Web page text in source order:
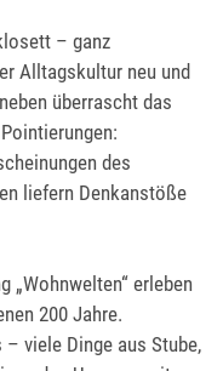
– ganz
Alltagskultur neu und
überrascht das
des
liefern Denkanstöße
„Wohnwelten“ erleben
200 Jahre.
viele Dinge aus Stube,